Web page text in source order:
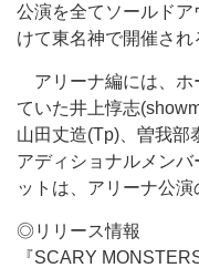
公演を全てソールド
けて東名神で開催され
アリーナ編には、ホ
ていた井上惇志
山田丈造(Tp)、曽我部
アディショナルメン
ットは、アリーナ公演
◎リリース情報
『SCARY